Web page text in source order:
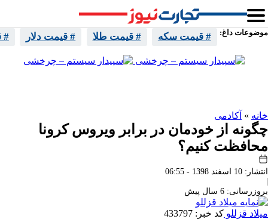
موضوعات داغ: # قیمت سکه # قیمت طلا # قیمت دلار #
واتساپ
خانه » آکادمی
چگونه از خودمان در برابر ویروس کرونا
محافظت کنیم؟
انتشار: 10 اسفند 1398 - 06:55
بروزرسانی: 6 سال پیش
میلاد قزللو کد خبر: 433797